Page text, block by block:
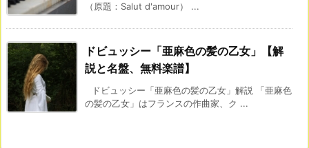
（原題：Salut d'amour） ...
ドビュッシー「亜麻色の髪の乙女」【解
説と名盤、無料楽譜】
ドビュッシー「亜麻色の髪の乙女」解説 「亜麻色
の髪の乙女」はフランスの作曲家、ク ...